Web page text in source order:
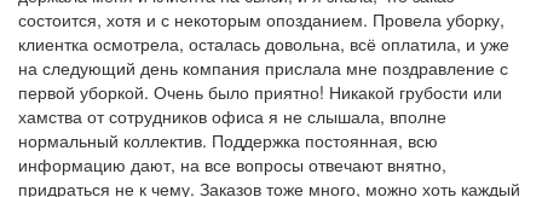
состоится, хотя и с некоторым опозданием. Провела уборку,
клиентка осмотрела, осталась довольна, всё оплатила, и уже
на следующий день компания прислала мне поздравление с
первой уборкой. Очень было приятно! Никакой грубости или
хамства от сотрудников офиса я не слышала, вполне
нормальный коллектив. Поддержка постоянная, всю
информацию дают, на все вопросы отвечают внятно,
придраться не к чему. Заказов тоже много, можно хоть каждый